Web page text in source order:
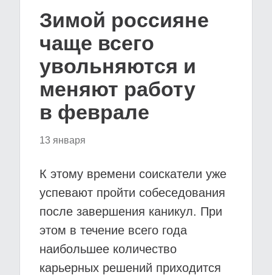
Зимой россияне
чаще всего
увольняются и
меняют работу
в феврале
13 января
К этому времени соискатели уже
успевают пройти собеседования
после завершения каникул. При
этом в течение всего года
наибольшее количество
карьерных решений приходится